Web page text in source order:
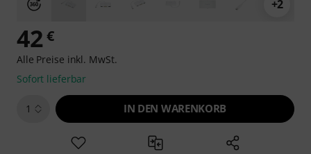
+2
42 €
Alle Preise inkl. MwSt.
Sofort lieferbar
1 IN DEN WARENKORB